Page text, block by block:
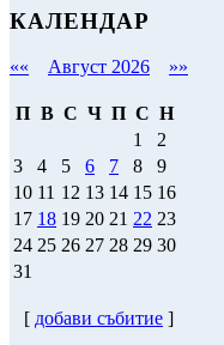
КАЛЕНДАР
«« Август 2026 »»
П В С Ч П С Н
1
2
3
4 5 6 7 8
9
10 11 12 13 14 15 16
17 18 19 20 21 22 23
24 25 26 27 28 29 30
31
[ добави събитие ]